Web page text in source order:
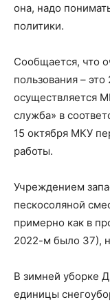
она, надо
политики.
Сообщается, что
пользования –
осуществляется
служба» в
15 октября МКУ
работы.
Учреждением
пескосоляной
примерно как в
2022-м было 37),
В зимней уборке
единицы